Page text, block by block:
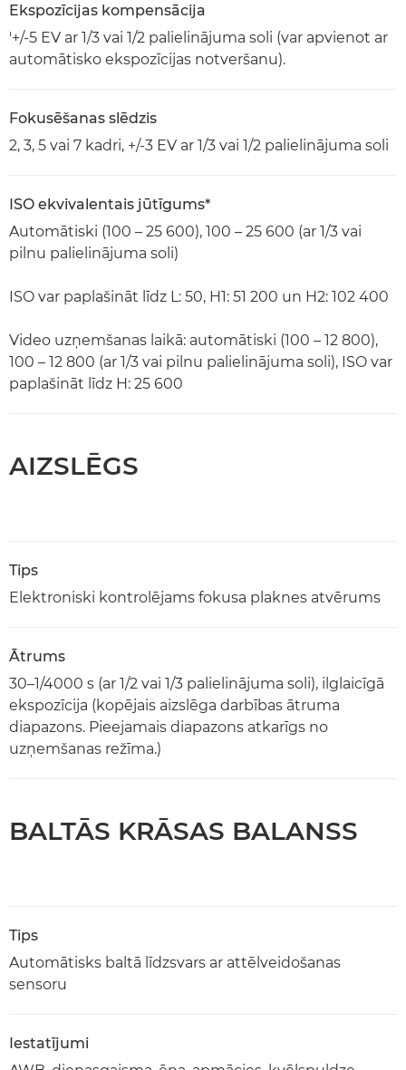
Ekspozīcijas kompensācija
'+/-5 EV ar 1/3 vai 1/2 palielinājuma soli (var apvienot ar
automātisko ekspozīcijas notveršanu).
Fokusēšanas slēdzis
2, 3, 5 vai 7 kadri, +/-3 EV ar 1/3 vai 1/2 palielinājuma soli
ISO ekvivalentais jūtīgums*
Automātiski (100 – 25 600), 100 – 25 600 (ar 1/3 vai
pilnu palielinājuma soli)
ISO var paplašināt līdz L: 50, H1: 51 200 un H2: 102 400
Video uzņemšanas laikā: automātiski (100 – 12 800),
100 – 12 800 (ar 1/3 vai pilnu palielinājuma soli), ISO var
paplašināt līdz H: 25 600
AIZSLĒGS
Tips
Elektroniski kontrolējams fokusa plaknes atvērums
Ātrums
30–1/4000 s (ar 1/2 vai 1/3 palielinājuma soli), ilglaicīgā
ekspozīcija (kopējais aizslēga darbības ātruma
diapazons. Pieejamais diapazons atkarīgs no
uzņemšanas režīma.)
BALTĀS KRĀSAS BALANSS
Tips
Automātisks baltā līdzsvars ar attēlveidošanas
sensoru
Iestatījumi